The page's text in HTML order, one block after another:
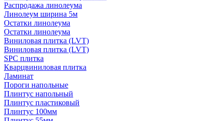
Распродажа линолеума
Линолеум ширина 5м
Остатки линолеума
Остатки линолеума
Виниловая плитка (LVT)
Виниловая плитка (LVT)
SPC плитка
Кварцвиниловая плитка
Ламинат
Пороги напольные
Плинтус напольный
Плинтус пластиковый
Плинтус 100мм